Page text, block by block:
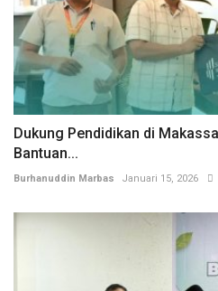
Dukung Pendidikan di
Bantuan...
Burhanuddin Marbas Januari 15, 2026